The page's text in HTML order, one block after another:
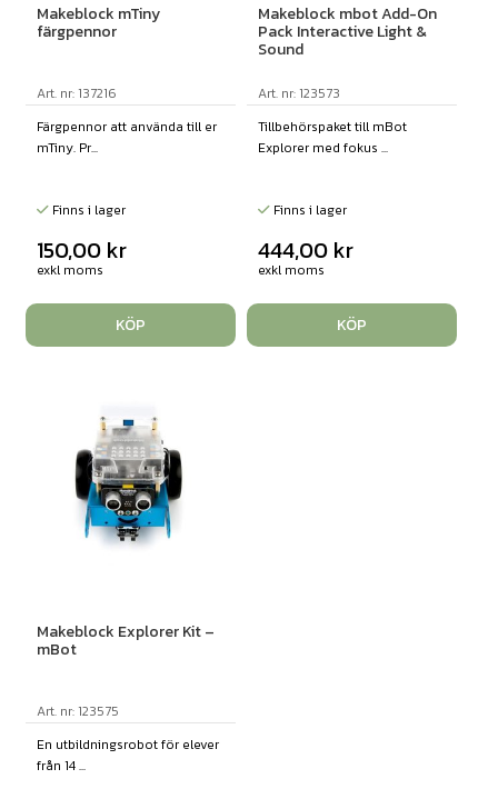
Makeblock mTiny
färgpennor
Art. nr: 137216
Färgpennor att använda till er
mTiny. Pr...
Finns i lager
150,00 kr
exkl moms
KÖP
Makeblock mbot Add-On
Pack Interactive Light &
Sound
Art. nr: 123573
Tillbehörspaket till mBot
Explorer med fokus ...
Finns i lager
444,00 kr
exkl moms
KÖP
Makeblock Explorer Kit –
mBot
Art. nr: 123575
En utbildningsrobot för elever
från 14 ...